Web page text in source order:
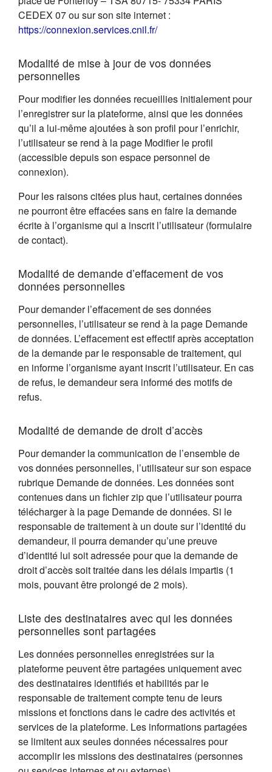
CEDEX 07 ou sur son site internet :
https://connexion.services.cnil.fr/(s'ouvre dans un nouvel
Modalité de mise à jour de vos données
personnelles
Pour modifier les données recueillies initialement pour
l’enregistrer sur la plateforme, ainsi que les données
qu’il a lui-même ajoutées à son profil pour l’enrichir,
l’utilisateur se rend à la page Modifier le profil
(accessible depuis son espace personnel de
connexion).
Pour les raisons citées plus haut, certaines données
ne pourront être effacées sans en faire la demande
écrite à l’organisme qui a inscrit l’utilisateur (formulaire
de contact).
Modalité de demande d’effacement de vos
données personnelles
Pour demander l’effacement de ses données
personnelles, l’utilisateur se rend à la page Demande
de données. L’effacement est effectif après acceptation
de la demande par le responsable de traitement, qui
en informe l’organisme ayant inscrit l’utilisateur. En cas
de refus, le demandeur sera informé des motifs de
refus.
Modalité de demande de droit d’accès
Pour demander la communication de l’ensemble de
vos données personnelles, l’utilisateur sur son espace
rubrique Demande de données. Les données sont
contenues dans un fichier zip que l’utilisateur pourra
télécharger à la page Demande de données. Si le
responsable de traitement à un doute sur l’identité du
demandeur, il pourra demander qu’une preuve
d’identité lui soit adressée pour que la demande de
droit d’accès soit traitée dans les délais impartis (1
mois, pouvant être prolongé de 2 mois).
Liste des destinataires avec qui les données
personnelles sont partagées
Les données personnelles enregistrées sur la
plateforme peuvent être partagées uniquement avec
des destinataires identifiés et habilités par le
responsable de traitement compte tenu de leurs
missions et fonctions dans le cadre des activités et
services de la plateforme. Les informations partagées
se limitent aux seules données nécessaires pour
accomplir les missions des destinataires (personnes